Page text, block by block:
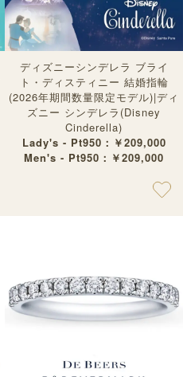
ディズニーシンデレラ ブライ
ト・ディスティニー 結婚指輪
(2026年期間数量限定モデル)|ディ
ズニー シンデレラ(Disney
Cinderella)
Lady's - Pt950：￥209,000
Men's - Pt950：￥209,000